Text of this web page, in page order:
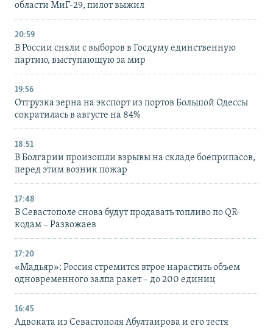
области МиГ-29, пилот выжил
20:59
В России сняли с выборов в Госдуму единственную
партию, выступающую за мир
19:56
Отгрузка зерна на экспорт из портов Большой Одессы
сократилась в августе на 84%
18:51
В Болгарии произошли взрывы на складе боеприпасов,
перед этим возник пожар
17:48
В Севастополе снова будут продавать топливо по QR-
кодам – Развожаев
17:20
«Мадьяр»: Россия стремится втрое нарастить объем
одновременного залпа ракет – до 200 единиц
16:45
Адвоката из Севастополя Абултаирова и его тестя